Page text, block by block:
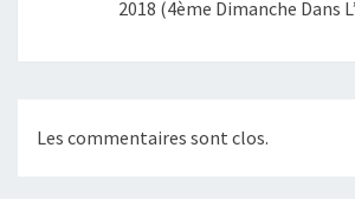
2018 (4ème Dimanche Dans
Les commentaires sont clos.